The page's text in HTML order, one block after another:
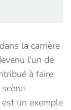
la carrière
l'un de
à faire
un exemple